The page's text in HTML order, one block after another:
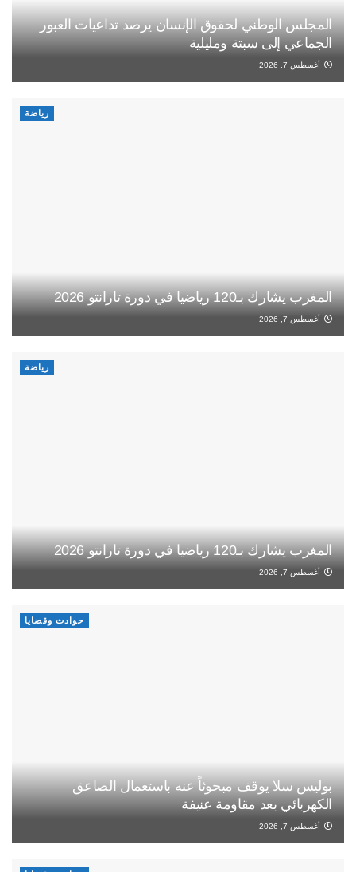
المجلس الوطني لحقوق الإنسان يرصد تداعيات العبور
الجماعي إلى سبتة ومليلية
أغسطس 7, 2026
رياضة
المغرب يشارك بـ120 رياضيا في دورة تارانتو 2026
أغسطس 7, 2026
رياضة
المغرب يشارك بـ120 رياضيا في دورة تارانتو 2026
أغسطس 7, 2026
حوادث وقضايا
بوليس سلا يوقف مبحوثاً عنه باستعمال الصاعق
الكهربائي بعد مقاومة عنيفة
أغسطس 7, 2026